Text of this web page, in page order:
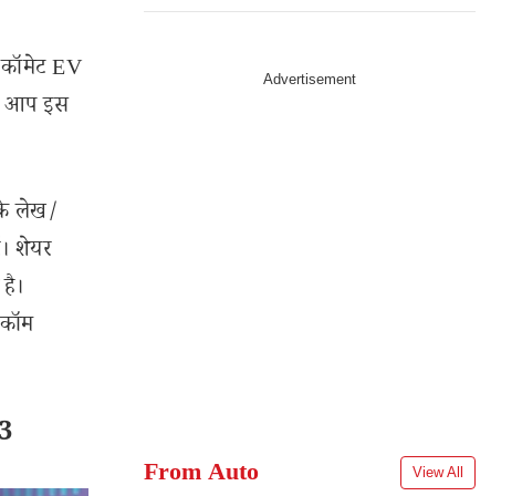
EV
आप इस
लेख/
शेयर
का रेट
From Auto View All